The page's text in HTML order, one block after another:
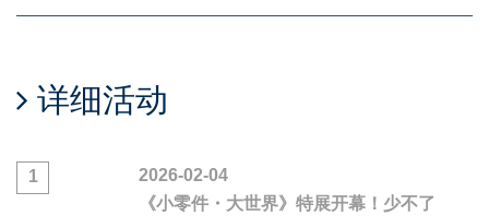
详细活动
1
2026-02-04
《小零件・大世界》特展开幕！少不了